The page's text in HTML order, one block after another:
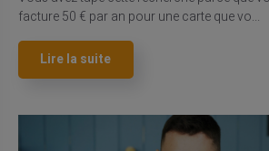
facture 50 € par an pour une carte que vo...
Lire la suite